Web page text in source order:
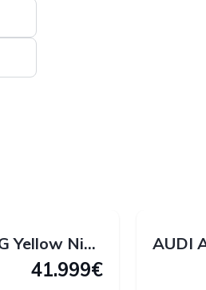
Mercedes-Benz A 45 AMG Yellow Night Edition 4MATIC 381 CV
41.999€